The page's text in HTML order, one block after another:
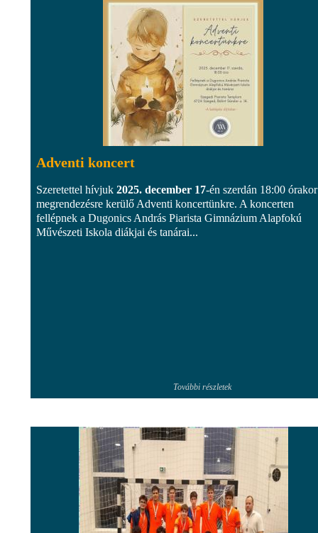
Adventi koncert
Szeretettel hívjuk 2025. december 17-én szerdán 18:00 órakor
megrendezésre kerülő Adventi koncertünkre. A koncerten
fellépnek a Dugonics András Piarista Gimnázium Alapfokú
Művészeti Iskola diákjai és tanárai...
További részletek